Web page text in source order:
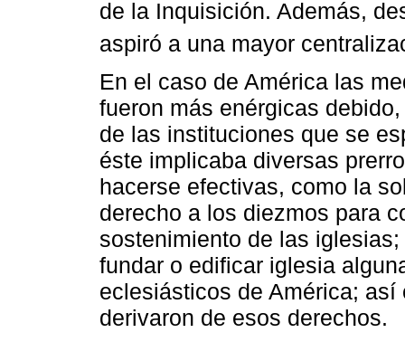
de la Inquisición. Además,
aspiró a una mayor
En el caso de América las
fueron más enérgicas
de las instituciones que se
éste implicaba diversas
hacerse efectivas, como la
derecho a los diezmos para
sostenimiento de las
fundar o edificar iglesia
eclesiásticos de América;
derivaron de esos derechos.